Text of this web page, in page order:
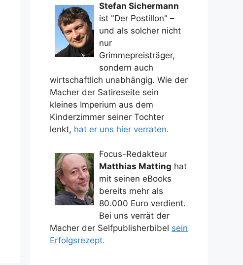
Stefan Sichermann
ist "Der Postillon" –
und als solcher nicht
nur
Grimmepreisträger,
sondern auch
wirtschaftlich unabhängig. Wie der
Macher der Satireseite sein
kleines Imperium aus dem
Kinderzimmer seiner Tochter
lenkt, hat er uns hier verraten.
Focus-Redakteur
Matthias Matting hat
mit seinen eBooks
bereits mehr als
80.000 Euro verdient.
Bei uns verrät der
Macher der Selfpublisherbibel sein
Erfolgsrezept.